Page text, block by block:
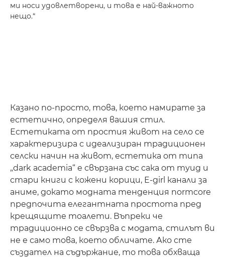
ми носи удовлетворени, и това е най-важното
нещо.“
Казано по-просто, това, което намирате за
естетично, определя вашия стил.
Естетиката от простия живот на село се
характеризира с идеализиран традиционен
селски начин на живот, естетика от типа
„dark academia“ е свързана със сака от туид и
стари книги с кожени корици, E-girl канали за
аниме, докато модната тенденция normcore
предпочита елегантната простота пред
крещящите тоалети. Въпреки че
традиционно се свързва с модата, стилът ви
не е само това, което обличате. Ако сте
създател на съдържание, то това обхваща